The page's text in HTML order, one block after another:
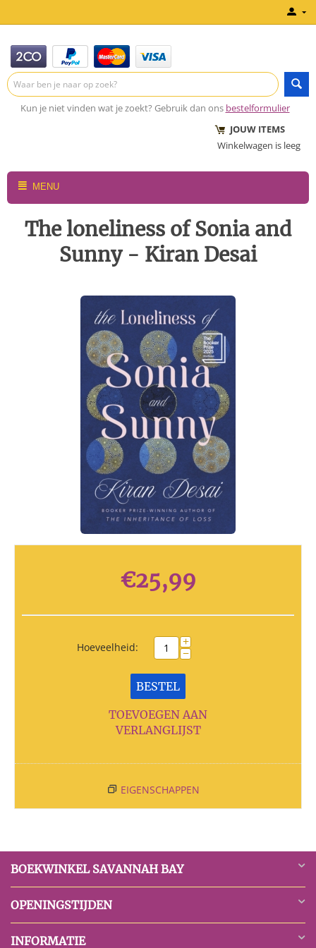
Kun je niet vinden wat je zoekt? Gebruik dan ons bestelformulier
JOUW ITEMS
Winkelwagen is leeg
MENU
The loneliness of Sonia and
Sunny - Kiran Desai
€25,99
Hoeveelheid: +
−
BESTEL
TOEVOEGEN AAN
VERLANGLIJST
EIGENSCHAPPEN
BOEKWINKEL SAVANNAH BAY
OPENINGSTIJDEN
INFORMATIE